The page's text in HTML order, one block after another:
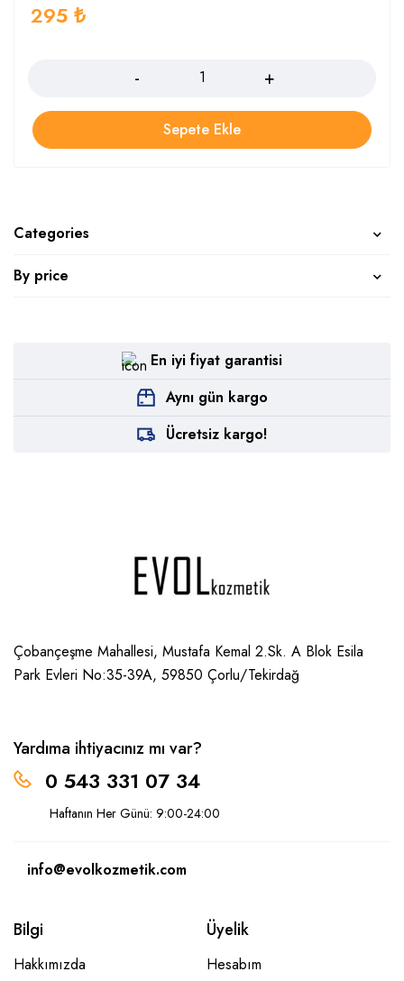
Categories
By price
295 ₺
Sepete Ekle
En iyi fiyat garantisi
Aynı gün kargo
Ücretsiz kargo!
Çobançeşme Mahallesi, Mustafa Kemal 2.Sk. A Blok Esila
Park Evleri No:35-39A, 59850 Çorlu/Tekirdağ
Yardıma ihtiyacınız mı var?
0 543 331 07 34
Haftanın Her Günü: 9:00-24:00
info@evolkozmetik.com
Bilgi
Hakkımızda
Üyelik
Hesabım